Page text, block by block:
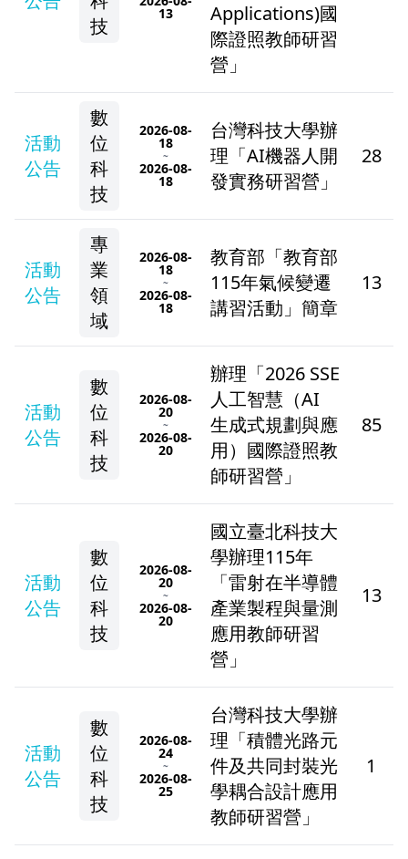
技
13
Applications)國
際證照教師研習
營」
活動
公告
數
位
科
技
2026-08-
18
~
2026-08-
18
台灣科技大學辦
理「AI機器人開
發實務研習營」
28
活動
公告
專
業
領
域
2026-08-
18
~
2026-08-
18
教育部「教育部
115年氣候變遷
講習活動」簡章
13
活動
公告
數
位
科
技
2026-08-
20
~
2026-08-
20
辦理「2026 SSE
人工智慧（AI
生成式規劃與應
用）國際證照教
師研習營」
85
活動
公告
數
位
科
技
2026-08-
20
~
2026-08-
20
國立臺北科技大
學辦理115年
「雷射在半導體
產業製程與量測
應用教師研習
營」
13
活動
公告
數
位
科
技
2026-08-
24
~
2026-08-
25
台灣科技大學辦
理「積體光路元
件及共同封裝光
學耦合設計應用
教師研習營」
1